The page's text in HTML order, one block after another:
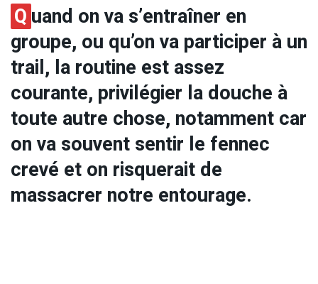
Q uand on va s’entraîner en
groupe, ou qu’on va participer à un
trail, la routine est assez
courante, privilégier la douche à
toute autre chose, notamment car
on va souvent sentir le fennec
crevé et on risquerait de
massacrer notre entourage.